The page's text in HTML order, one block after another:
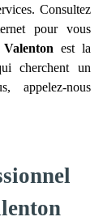
Consultez
pour vous
Valenton est la
cherchent un
appelez-nous